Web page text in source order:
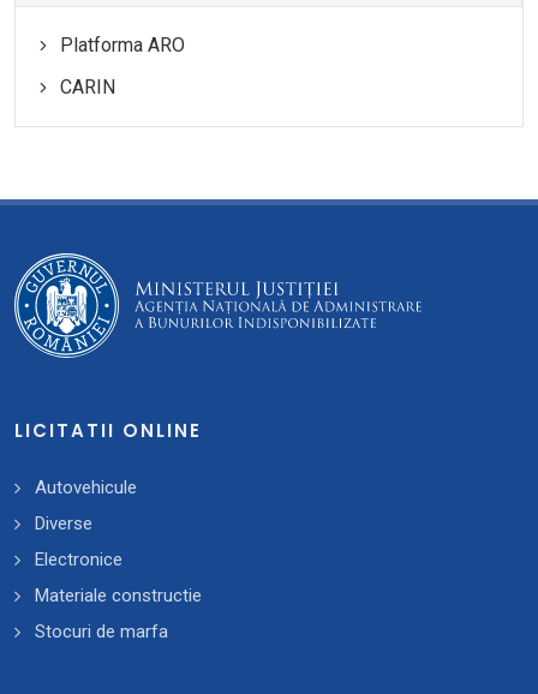
Platforma ARO
CARIN
LICITATII ONLINE
Autovehicule
Diverse
Electronice
Materiale constructie
Stocuri de marfa